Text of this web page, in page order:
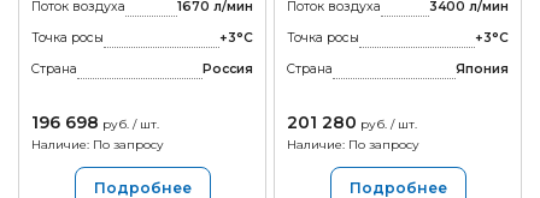
Поток воздуха
1670 л/мин
Точка росы
+3°С
Страна
Россия
196 698 руб. / шт.
Наличие: По запросу
Подробнее
Поток воздуха
3400 л/мин
Точка росы
+3°С
Страна
Япония
201 280 руб. / шт.
Наличие: По запросу
Подробнее